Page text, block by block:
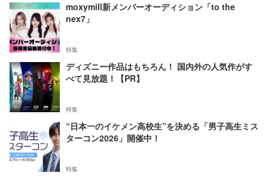
moxymill新メンバーオーディション「to the
nex7」
特集
ディズニー作品はもちろん！ 国内外の人気作がす
べて見放題！【PR】
特集
“日本一のイケメン高校生”を決める「男子高生ミス
ターコン2026」開催中！
特集